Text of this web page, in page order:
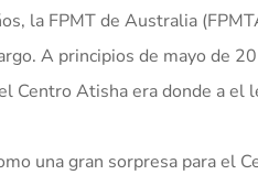
la FPMT de Australia
A principios de mayo de
Centro Atisha era donde a
una gran sorpresa para el